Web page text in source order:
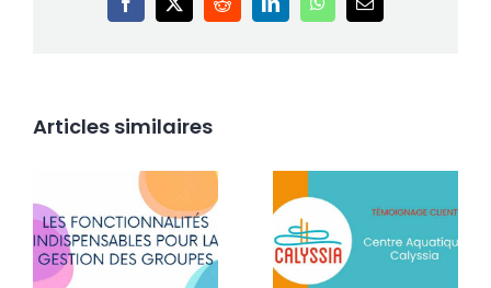
Facebook
X RedditLinkedInWhatsApp
Email
Articles similaires